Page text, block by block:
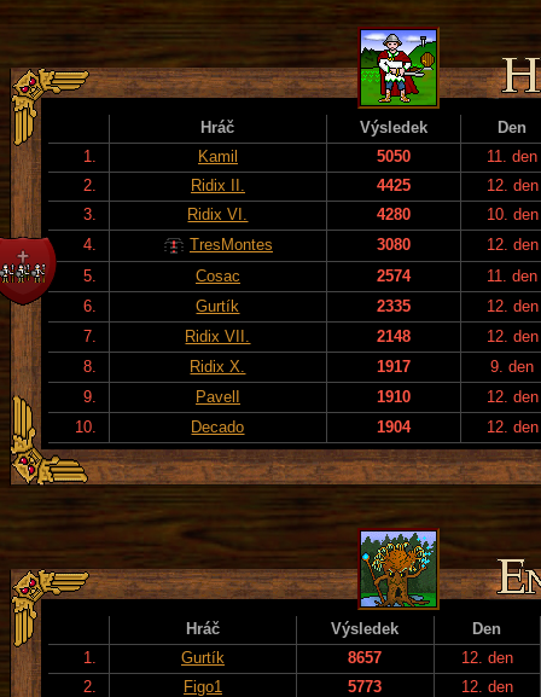
Hráč Výsledek
Den
1.
Kamil 5050
11. den
2.
Ridix II. 4425
12. den
3.
Ridix VI. 4280
10. den
4.
TresMontes 3080
12. den
5.
Cosac 2574
11. den
6.
Gurtík 2335
12. den
7.
Ridix VII. 2148
12. den
8.
Ridix X. 1917
9. den
9.
PavelI 1910
12. den
10.
Decado 1904 12. den
Hráč Výsledek
Den
1.
Gurtík 8657
12. den
2.
Figo1 5773
12. den